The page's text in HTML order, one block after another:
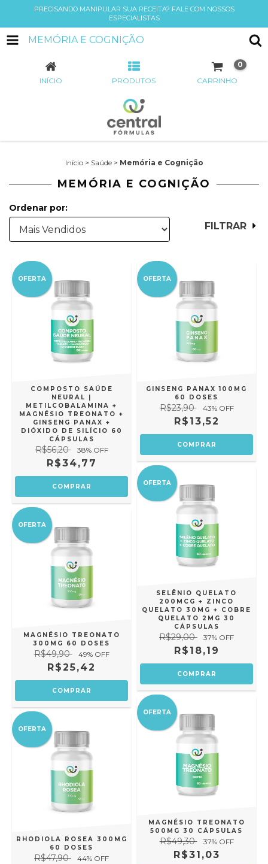
PRECISANDO MANIPULAR SUA RECEITA? FALE COM NOSSOS
ESPECIALISTAS
MEMÓRIA E COGNIÇÃO
INÍCIO PRODUTOS CARRINHO
0
Início > Saúde > Memória e Cognição
MEMÓRIA E COGNIÇÃO
Ordenar por:
FILTRAR
OFERTA
COMPOSTO SAÚDE
NEURAL |
METILCOBALAMINA +
MAGNÉSIO TREONATO +
GINSENG PANAX +
DIÓXIDO DE SILÍCIO 60
CÁPSULAS
R$56,20 38% OFF
R$34,77
OFERTA
GINSENG PANAX 100MG
60 DOSES
R$23,90 43% OFF
R$13,52
OFERTA
MAGNÉSIO TREONATO
300MG 60 DOSES
R$49,90 49% OFF
R$25,42
OFERTA
SELÊNIO QUELATO
200MCG + ZINCO
QUELATO 30MG + COBRE
QUELATO 2MG 30
CÁPSULAS
R$29,00 37% OFF
R$18,19
OFERTA
RHODIOLA ROSEA 300MG
60 DOSES
R$47,90 44% OFF
OFERTA
MAGNÉSIO TREONATO
500MG 30 CÁPSULAS
R$49,30 37% OFF
R$31,03